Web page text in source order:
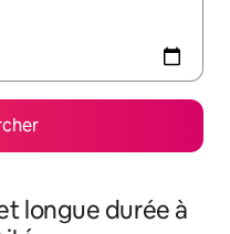
longue durée à